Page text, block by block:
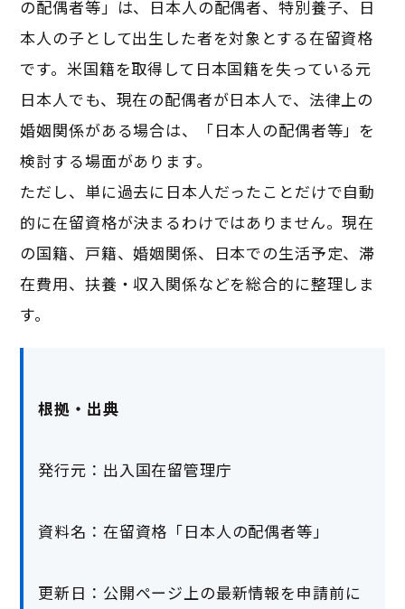
の配偶者等」は、日本人の配偶者、特別養子、日
本人の子として出生した者を対象とする在留資格
です。米国籍を取得して日本国籍を失っている元
日本人でも、現在の配偶者が日本人で、法律上の
婚姻関係がある場合は、「日本人の配偶者等」を
検討する場面があります。
ただし、単に過去に日本人だったことだけで自動
的に在留資格が決まるわけではありません。現在
の国籍、戸籍、婚姻関係、日本での生活予定、滞
在費用、扶養・収入関係などを総合的に整理しま
す。
根拠・出典
発行元：出入国在留管理庁
資料名：在留資格「日本人の配偶者等」
更新日：公開ページ上の最新情報を申請前に